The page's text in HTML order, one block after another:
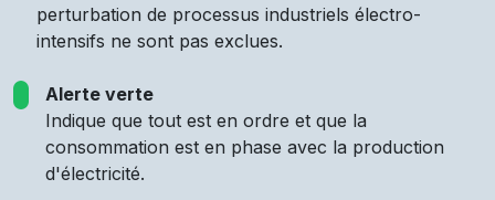
perturbation de processus industriels électro-
intensifs ne sont pas exclues.
Alerte verte
Indique que tout est en ordre et que la
consommation est en phase avec la production
d'électricité.